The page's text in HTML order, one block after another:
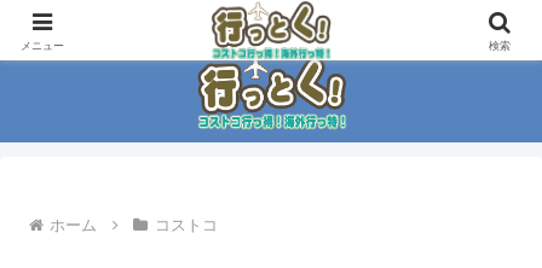
コストコ大好き家族がイチ押商品紹介！！
ホーム コストコ
メニュー 検索